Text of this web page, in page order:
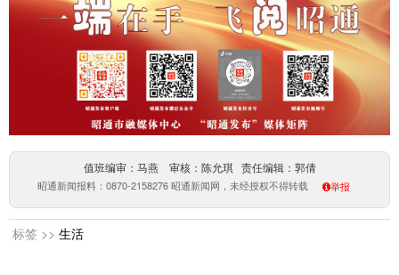
值班编审：马燕 审核：陈允琪 责任编辑：郭倩
昭通新闻报料：0870-2158276 昭通新闻网，未经授权不得转载 举报
标签 >> 生活